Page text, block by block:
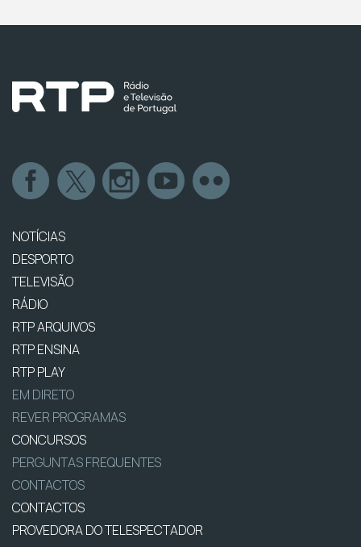
NOTÍCIAS
DESPORTO
TELEVISÃO
RÁDIO
RTP ARQUIVOS
RTP ENSINA
RTP PLAY
EM DIRETO
REVER PROGRAMAS
CONCURSOS
PERGUNTAS FREQUENTES
CONTACTOS
CONTACTOS
PROVEDORA DO TELESPECTADOR